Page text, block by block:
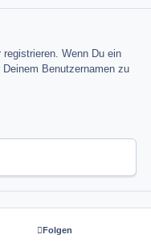
Wenn Du ein
Deinem Benutzernamen zu
Folgen